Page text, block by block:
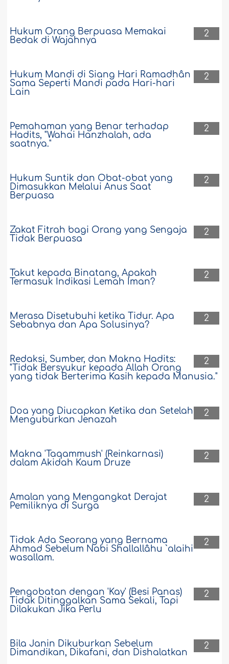
2
Hukum Orang Berpuasa Memakai
Bedak di Wajahnya
2
Hukum Mandi di Siang Hari Ramadhân
Sama Seperti Mandi pada Hari-hari
Lain
2
Pemahaman yang Benar terhadap
Hadits, "Wahai Hanzhalah, ada
saatnya."
2
Hukum Suntik dan Obat-obat yang
Dimasukkan Melalui Anus Saat
Berpuasa
2
Zakat Fitrah bagi Orang yang Sengaja
Tidak Berpuasa
2
Takut kepada Binatang, Apakah
Termasuk Indikasi Lemah Iman?
2
Merasa Disetubuhi ketika Tidur. Apa
Sebabnya dan Apa Solusinya?
2
Redaksi, Sumber, dan Makna Hadits:
"Tidak Bersyukur kepada Allah Orang
yang tidak Berterima Kasih kepada Manusia."
2
Doa yang Diucapkan Ketika dan Setelah
Menguburkan Jenazah
2
Makna 'Taqammush' (Reinkarnasi)
dalam Akidah Kaum Druze
2
Amalan yang Mengangkat Derajat
Pemiliknya di Surga
2
Tidak Ada Seorang yang Bernama
Ahmad Sebelum Nabi Shallallâhu `alaihi
wasallam.
2
Pengobatan dengan 'Kay' (Besi Panas)
Tidak Ditinggalkan Sama Sekali, Tapi
Dilakukan Jika Perlu
2
Bila Janin Dikuburkan Sebelum
Dimandikan, Dikafani, dan Dishalatkan